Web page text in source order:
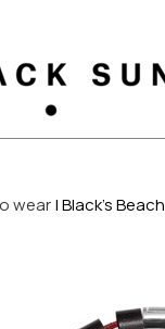
wear Black's Beach